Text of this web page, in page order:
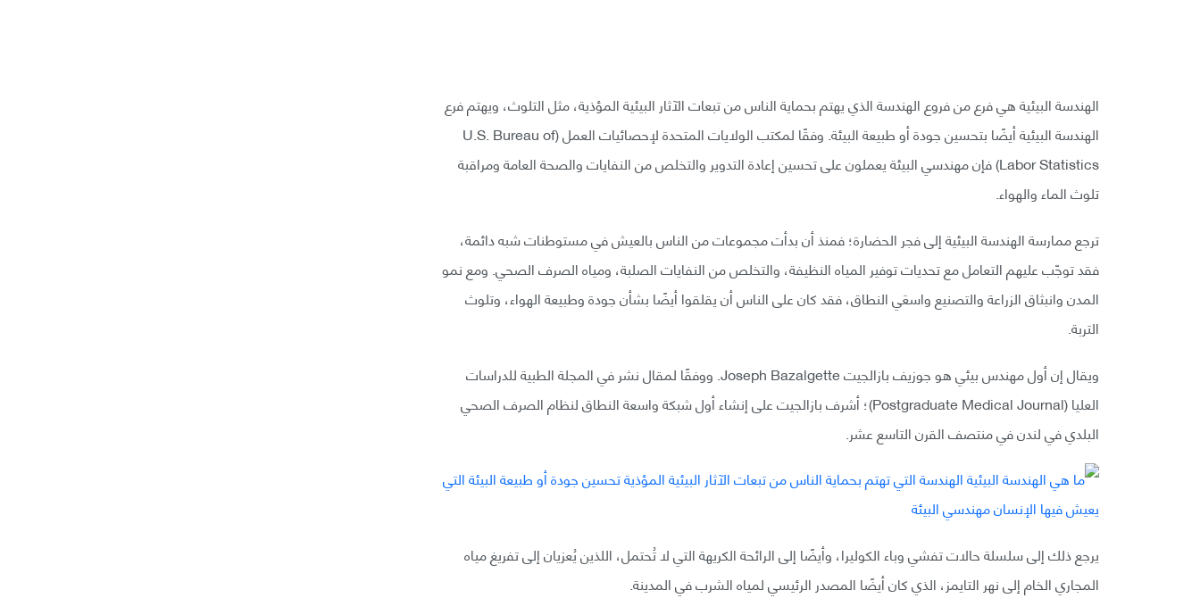
الهندسة البيئية هي فرع من فروع الهندسة الذي يهتم بحماية الناس من تبعات الآثار البيئية المؤذية، مثل التلوث، ويهتم فرع
الهندسة البيئية أيضًا بتحسين جودة أو طبيعة البيئة. وفقًا لمكتب الولايات المتحدة لإحصائيات العمل (U.S. Bureau of
Labor Statistics) فإن مهندسي البيئة يعملون على تحسين إعادة التدوير والتخلص من النفايات والصحة العامة ومراقبة
تلوث الماء والهواء.
ترجع ممارسة الهندسة البيئية إلى فجر الحضارة؛ فمنذ أن بدأت مجموعات من الناس بالعيش في مستوطنات شبه دائمة،
فقد توجّب عليهم التعامل مع تحديات توفير المياه النظيفة، والتخلص من النفايات الصلبة، ومياه الصرف الصحي. ومع نمو
المدن وانبثاق الزراعة والتصنيع واسعَي النطاق، فقد كان على الناس أن يقلقوا أيضًا بشأن جودة وطبيعة الهواء، وتلوث
التربة.
ويقال إن أول مهندس بيئي هو جوزيف بازالجيت Joseph Bazalgette. ووفقًا لمقال نشر في المجلة الطبية للدراسات
العليا (Postgraduate Medical Journal)؛ أشرف بازالجيت على إنشاء أول شبكة واسعة النطاق لنظام الصرف الصحي
البلدي في لندن في منتصف القرن التاسع عشر.
يرجع ذلك إلى سلسلة حالات تفشي وباء الكوليرا، وأيضًا إلى الرائحة الكريهة التي لا تُحتمل، اللذين يُعزيان إلى تفريغ مياه
المجاري الخام إلى نهر التايمز، الذي كان أيضًا المصدر الرئيسي لمياه الشرب في المدينة.